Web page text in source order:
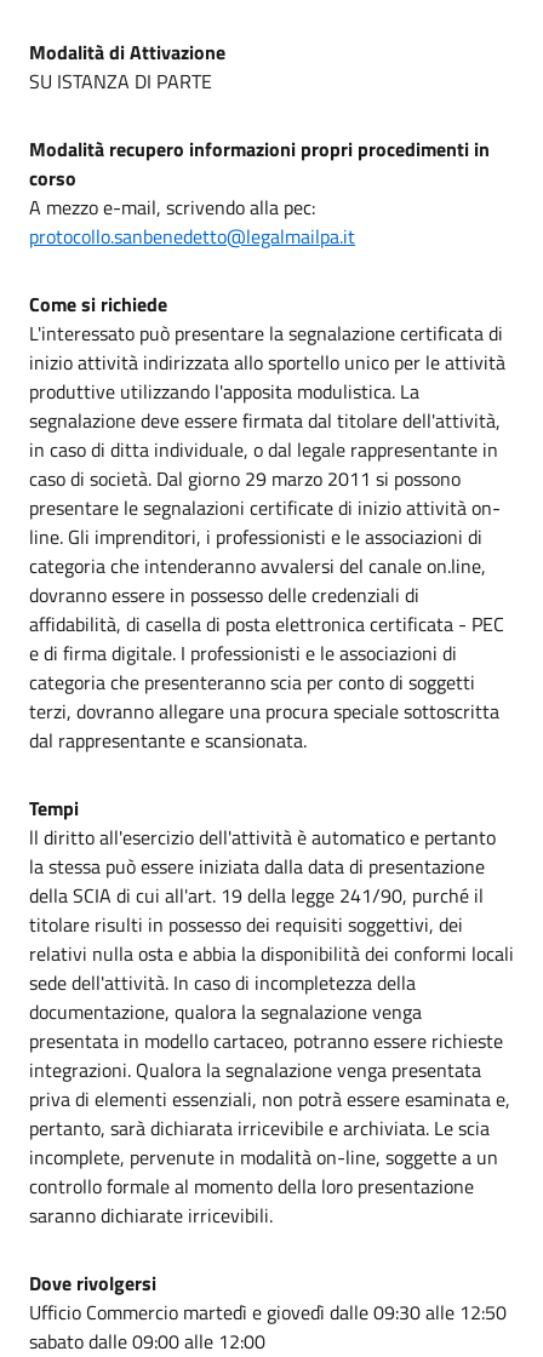
Modalità di Attivazione
SU ISTANZA DI PARTE
Modalità recupero informazioni propri procedimenti in
corso
A mezzo e-mail, scrivendo alla pec:
protocollo.sanbenedetto@legalmailpa.it
Come si richiede
L'interessato può presentare la segnalazione certificata di
inizio attività indirizzata allo sportello unico per le attività
produttive utilizzando l'apposita modulistica. La
segnalazione deve essere firmata dal titolare dell'attività,
in caso di ditta individuale, o dal legale rappresentante in
caso di società. Dal giorno 29 marzo 2011 si possono
presentare le segnalazioni certificate di inizio attività on-
line. Gli imprenditori, i professionisti e le associazioni di
categoria che intenderanno avvalersi del canale on.line,
dovranno essere in possesso delle credenziali di
affidabilità, di casella di posta elettronica certificata - PEC
e di firma digitale. I professionisti e le associazioni di
categoria che presenteranno scia per conto di soggetti
terzi, dovranno allegare una procura speciale sottoscritta
dal rappresentante e scansionata.
Tempi
ll diritto all'esercizio dell'attività è automatico e pertanto
la stessa può essere iniziata dalla data di presentazione
della SCIA di cui all'art. 19 della legge 241/90, purché il
titolare risulti in possesso dei requisiti soggettivi, dei
relativi nulla osta e abbia la disponibilità dei conformi locali
sede dell'attività. In caso di incompletezza della
documentazione, qualora la segnalazione venga
presentata in modello cartaceo, potranno essere richieste
integrazioni. Qualora la segnalazione venga presentata
priva di elementi essenziali, non potrà essere esaminata e,
pertanto, sarà dichiarata irricevibile e archiviata. Le scia
incomplete, pervenute in modalità on-line, soggette a un
controllo formale al momento della loro presentazione
saranno dichiarate irricevibili.
Dove rivolgersi
Ufficio Commercio martedì e giovedì dalle 09:30 alle 12:50
sabato dalle 09:00 alle 12:00